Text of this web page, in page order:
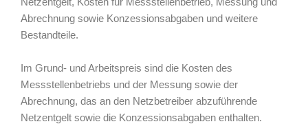
Abrechnung sowie Konzessionsabgaben und weitere
Bestandteile.
Im Grund- und Arbeitspreis sind die Kosten des
Messstellenbetriebs und der Messung sowie der
Abrechnung, das an den Netzbetreiber abzuführende
Netzentgelt sowie die Konzessionsabgaben enthalten.